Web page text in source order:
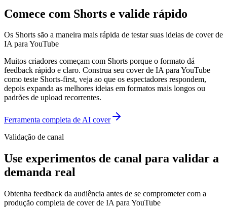
Comece com Shorts e valide rápido
Os Shorts são a maneira mais rápida de testar suas ideias de cover de
IA para YouTube
Muitos criadores começam com Shorts porque o formato dá
feedback rápido e claro. Construa seu cover de IA para YouTube
como teste Shorts-first, veja ao que os espectadores respondem,
depois expanda as melhores ideias em formatos mais longos ou
padrões de upload recorrentes.
Ferramenta completa de AI cover
Validação de canal
Use experimentos de canal para validar a
demanda real
Obtenha feedback da audiência antes de se comprometer com a
produção completa de cover de IA para YouTube